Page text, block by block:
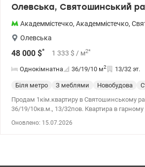
Олевська, Святошинський
Академмістечко, Академмістечко,
Олевська
48 000 $* 1 333 $ / м2*
Однокімнатна 36/19/10 м2 13/32 эт.
Біля метро З меблями Новобудова
Продам 1кім.квартиру в Святошинському
36/19/10кв.м., 13/32пов. Квартира в гарному
Оновлено: 15.07.2026